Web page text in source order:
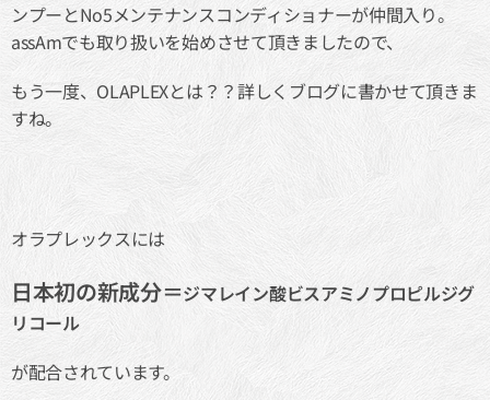
ンプーとNo5メンテナンスコンディショナーが仲間入り。
assAmでも取り扱いを始めさせて頂きましたので、
もう一度、OLAPLEXとは？？詳しくブログに書かせて頂きま
すね。
オラプレックスには
日本初の新成分＝ジマレイン酸ビスアミノプロピルジグ
リコール
が配合されています。